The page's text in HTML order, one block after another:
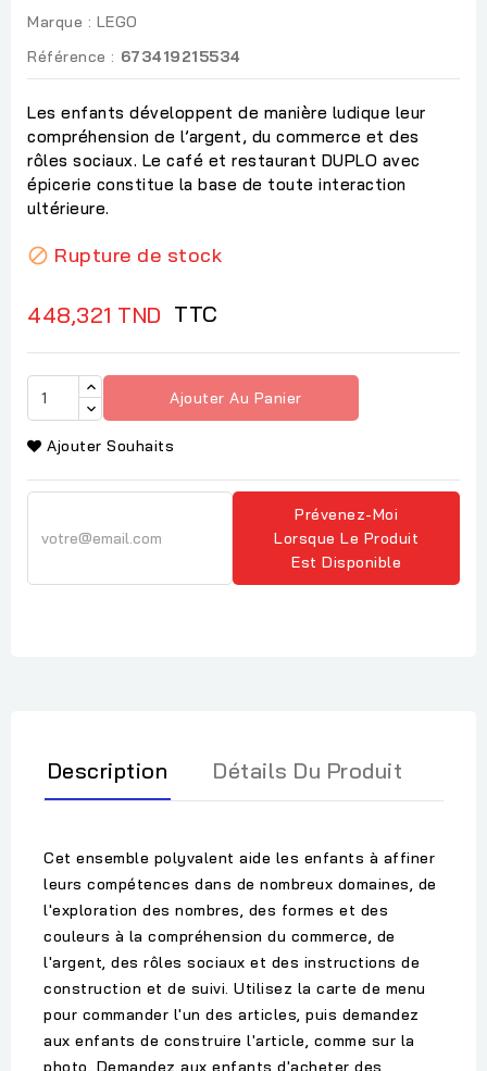
Marque : LEGO
Référence : 673419215534
Les enfants développent de manière ludique leur
compréhension de l’argent, du commerce et des
rôles sociaux. Le café et restaurant DUPLO avec
épicerie constitue la base de toute interaction
ultérieure.
 Rupture de stock
448,321 TND TTC
Ajouter Au Panier
Ajouter Souhaits
Prévenez-Moi
Lorsque Le Produit
Est Disponible
Description Détails Du Produit
Cet ensemble polyvalent aide les enfants à affiner
leurs compétences dans de nombreux domaines, de
l'exploration des nombres, des formes et des
couleurs à la compréhension du commerce, de
l'argent, des rôles sociaux et des instructions de
construction et de suivi. Utilisez la carte de menu
pour commander l'un des articles, puis demandez
aux enfants de construire l'article, comme sur la
photo. Demandez aux enfants d'acheter des